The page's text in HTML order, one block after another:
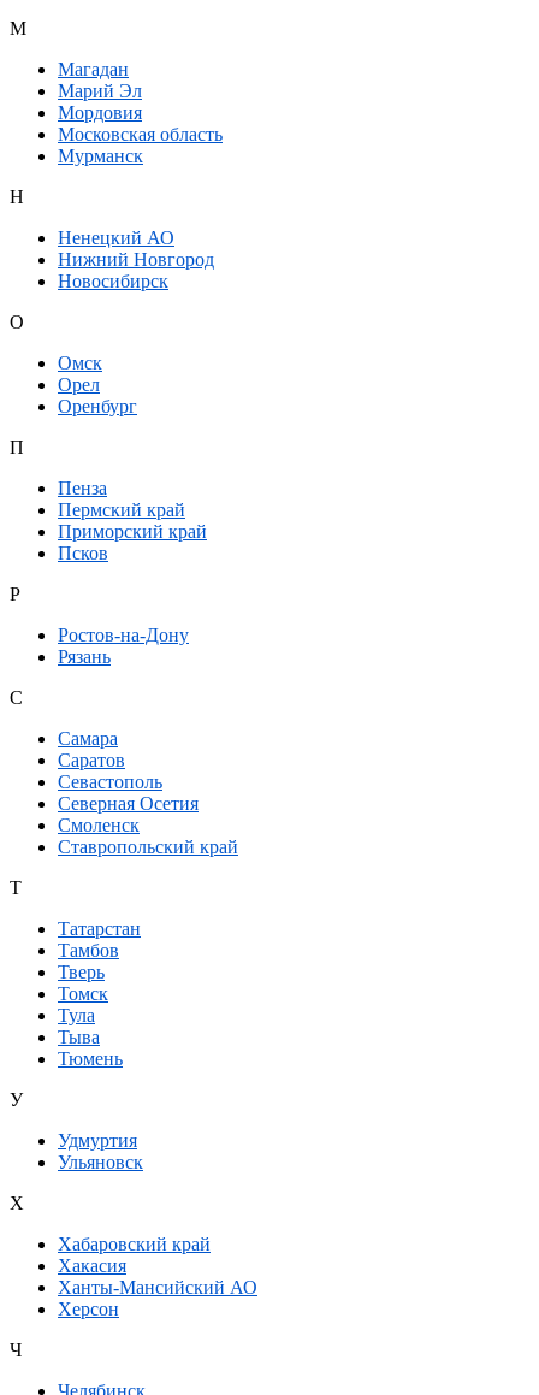
М
Магадан
Марий Эл
Мордовия
Московская область
Мурманск
Н
Ненецкий АО
Нижний Новгород
Новосибирск
О
Омск
Орел
Оренбург
П
Пенза
Пермский край
Приморский край
Псков
Р
Ростов-на-Дону
Рязань
С
Самара
Саратов
Севастополь
Северная Осетия
Смоленск
Ставропольский край
Т
Татарстан
Тамбов
Тверь
Томск
Тула
Тыва
Тюмень
У
Удмуртия
Ульяновск
Х
Хабаровский край
Хакасия
Ханты-Мансийский АО
Херсон
Ч